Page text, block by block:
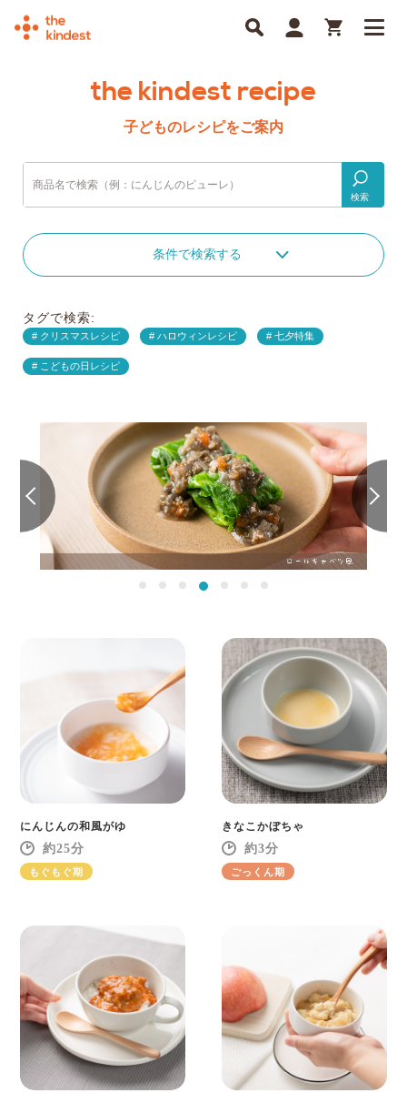
the kindest recipe
子どものレシピをご案内
検索
条件で検索する
タグで検索:
クリスマスレシピ ハロウィンレシピ 七夕特集
こどもの日レシピ
にんじんの和風がゆ
25
もぐもぐ期
きなこかぼちゃ
3
ごっくん期